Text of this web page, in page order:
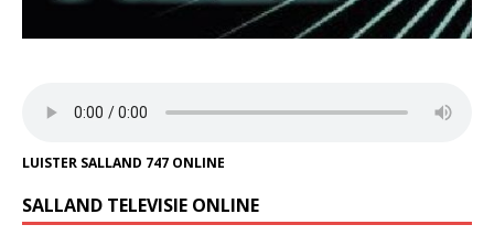
LUISTER SALLAND 747 ONLINE
SALLAND TELEVISIE ONLINE